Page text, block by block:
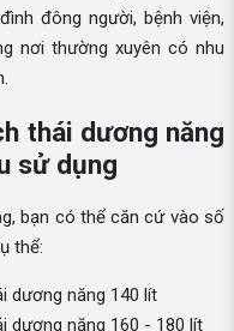
đông người, bệnh viện,
nơi thường xuyên có nhu
thái dương năng
sử dụng
bạn có thể căn cứ vào số
thể:
dương năng 140 lít
dương năng 160 - 180 lít